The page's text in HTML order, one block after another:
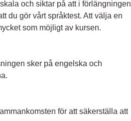
och siktar på att i förlängningen
du gör vårt språktest. Att välja en
som möjligt av kursen.
sker på engelska och
för att säkerställa att